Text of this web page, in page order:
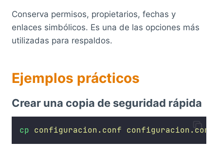
Conserva permisos, propietarios, fechas y
enlaces simbólicos. Es una de las opciones más
utilizadas para respaldos.
Ejemplos prácticos
Crear una copia de seguridad rápida
cp configuracion.conf